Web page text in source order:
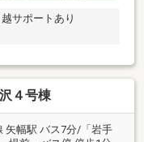
サポートあり
４号棟
矢幅駅 バス7分/「岩手